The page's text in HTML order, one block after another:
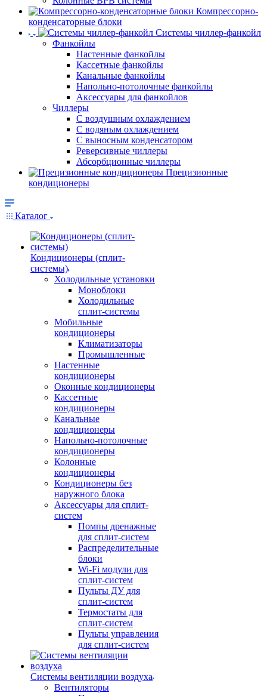
Компрессорно-
конденсаторные блоки
Системы чиллер-фанкойл
Фанкойлы
Настенные фанкойлы
Кассетные фанкойлы
Канальные фанкойлы
Напольно-потолочные фанкойлы
Аксессуары для фанкойлов
Чиллеры
С воздушным охлаждением
С водяным охлаждением
С выносным конденсатором
Реверсивные чиллеры
Абсорбционные чиллеры
Прецизионные
кондиционеры
Каталог
Кондиционеры (сплит-
системы)
Холодильные установки
Моноблоки
Холодильные
сплит-системы
Мобильные
кондиционеры
Климатизаторы
Промышленные
Настенные
кондиционеры
Оконные кондиционеры
Кассетные
кондиционеры
Канальные
кондиционеры
Напольно-потолочные
кондиционеры
Колонные
кондиционеры
Кондиционеры без
наружного блока
Аксессуары для сплит-
систем
Помпы дренажные
для сплит-систем
Распределительные
блоки
Wi-Fi модули для
сплит-систем
Пульты ДУ для
сплит-систем
Термостаты для
сплит-систем
Пульты управления
для сплит-систем
Системы вентиляции воздуха
Вентиляторы